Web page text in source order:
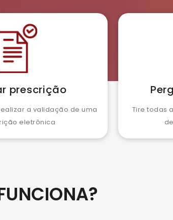
prescrição
a validação de uma
eletrônica
Tire todas